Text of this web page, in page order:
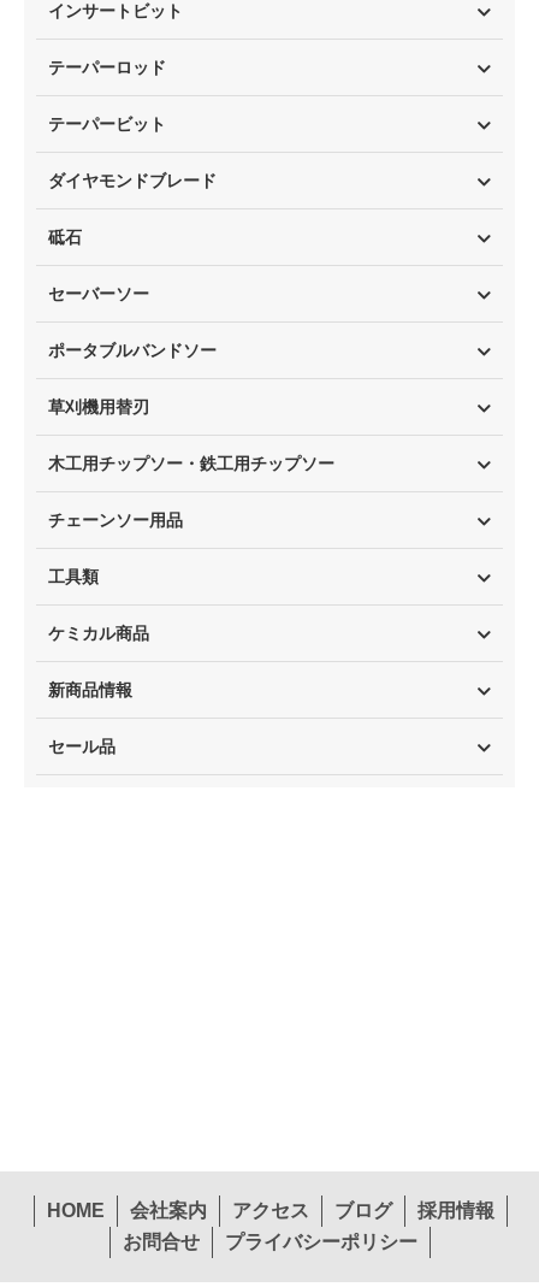
インサートビット
テーパーロッド
テーパービット
ダイヤモンドブレード
砥石
セーバーソー
ポータブルバンドソー
草刈機用替刃
木工用チップソー・鉄工用チップソー
チェーンソー用品
工具類
ケミカル商品
新商品情報
セール品
HOME 会社案内 アクセス ブログ
採用情報
お問合せ
プライバシーポリシー